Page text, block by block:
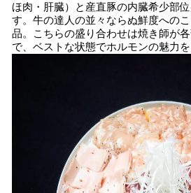
ほ肉・肝臓）と産直豚の内臓希少部
す。牛の達人の並々ならぬ鮮度への
品。こちらの盛り合わせは焼き師が
で、ベストな状態でホルモンの魅力